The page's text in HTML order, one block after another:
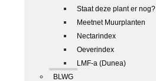
Staat deze plant er nog?
Meetnet Muurplanten
Nectarindex
Oeverindex
LMF-a (Dunea)
BLWG